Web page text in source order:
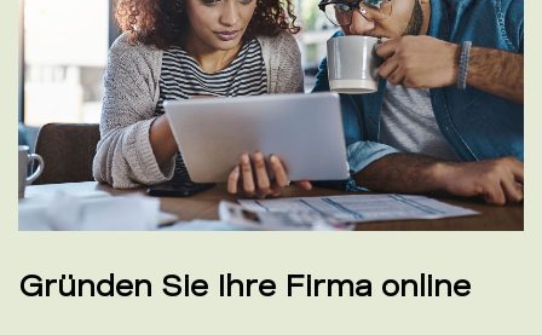
Gründen Sie Ihre Firma online